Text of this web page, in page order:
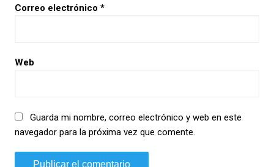
Correo electrónico *
Web
Guarda mi nombre, correo electrónico y web en este
navegador para la próxima vez que comente.